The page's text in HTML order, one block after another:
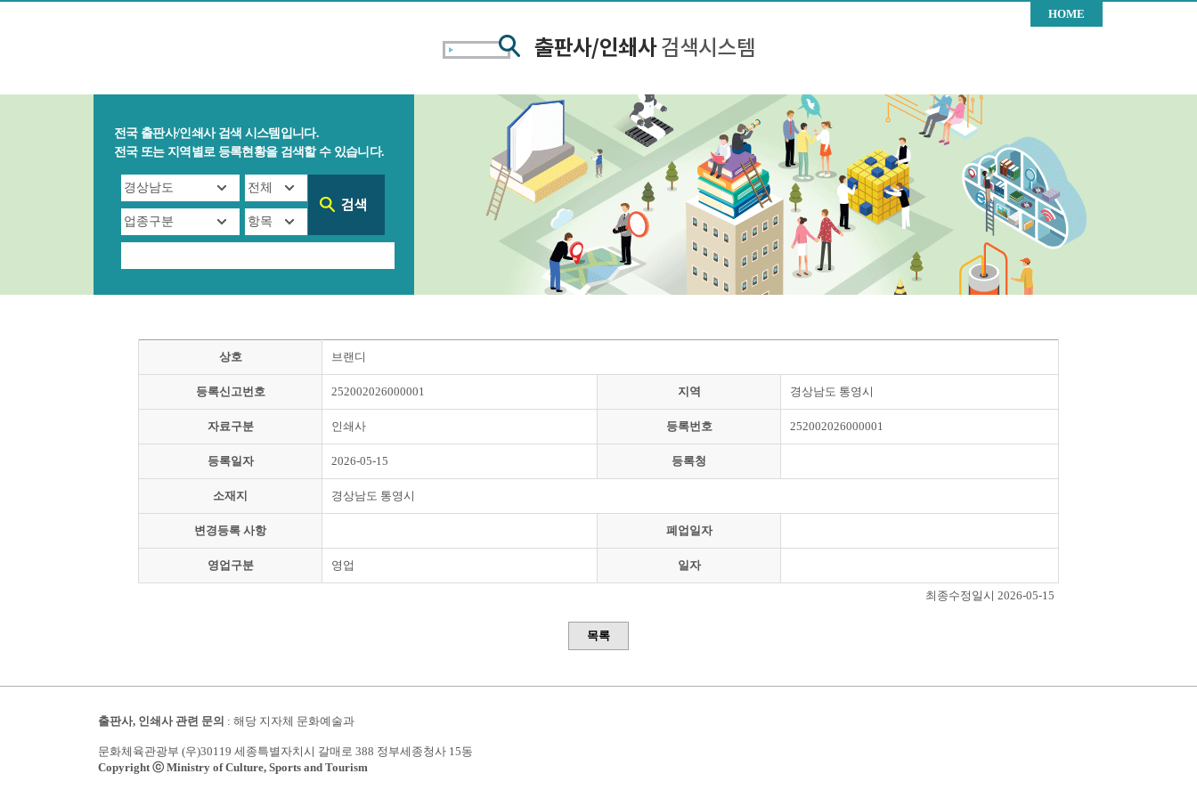
HOME
전국 출판사/인쇄사 검색 시스템입니다.
전국 또는 지역별로 등록현황을 검색할 수 있습니다.
상호 브랜디
등록신고번호 252002026000001 지역 경상남도 통영시
자료구분 인쇄사 등록번호 252002026000001
등록일자 2026-05-15 등록청
소재지 경상남도 통영시
변경등록 사항 폐업일자
영업구분 영업 일자
최종수정일시 2026-05-15
목록
출판사, 인쇄사 관련 문의 : 해당 지자체 문화예술과
문화체육관광부 (우)30119 세종특별자치시 갈매로 388 정부세종청사 15동
Copyright ⓒ Ministry of Culture, Sports and Tourism